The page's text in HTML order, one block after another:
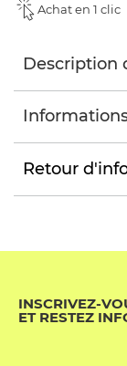
Achat en 1 clic
Description
Retour
INSCRIVEZ-
ET RESTEZ